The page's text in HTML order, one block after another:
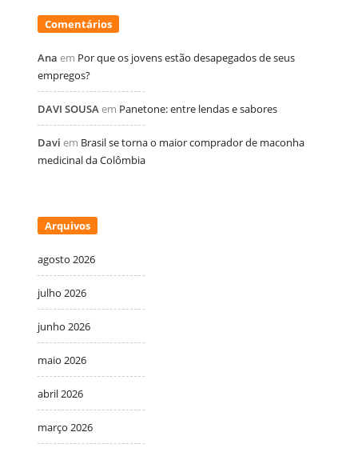
Comentários
Ana em Por que os jovens estão desapegados de seus
empregos?
DAVI SOUSA em Panetone: entre lendas e sabores
Davi em Brasil se torna o maior comprador de maconha
medicinal da Colômbia
Arquivos
agosto 2026
julho 2026
junho 2026
maio 2026
abril 2026
março 2026